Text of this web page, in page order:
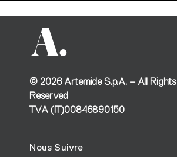
© 2026Artemide S.p.A. – All Rights
Reserved
TVA (IT)00846890150
Nous Suivre